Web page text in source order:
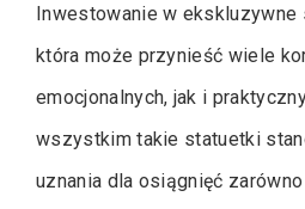
Inwestowanie w ekskluzywne
która może przynieść wiele
emocjonalnych, jak i
wszystkim takie statuetki
uznania dla osiągnięć